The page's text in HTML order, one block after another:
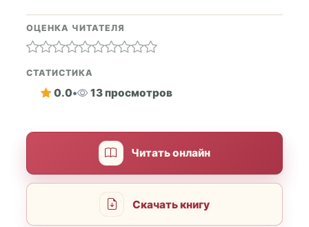
ОЦЕНКА ЧИТАТЕЛЯ
СТАТИСТИКА
0.0• 13 просмотров
Читать онлайн
Скачать книгу